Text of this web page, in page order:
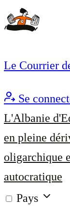
Le Courrier
Se
L'Albanie
en pleine
oligarchique
autocratique
Pays